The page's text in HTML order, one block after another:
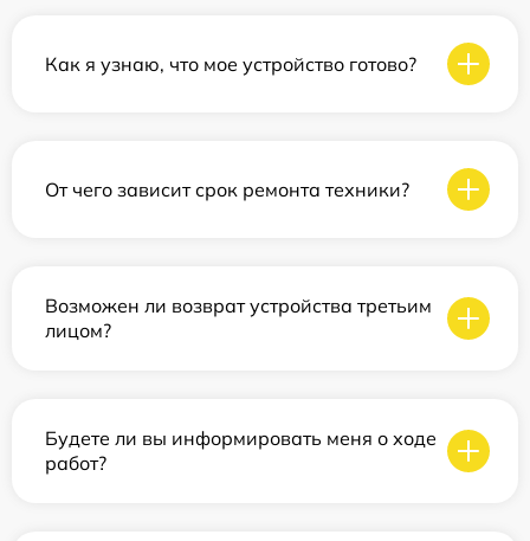
Как я узнаю, что мое устройство готово?
От чего зависит срок ремонта техники?
Возможен ли возврат устройства третьим
лицом?
Будете ли вы информировать меня о ходе
работ?